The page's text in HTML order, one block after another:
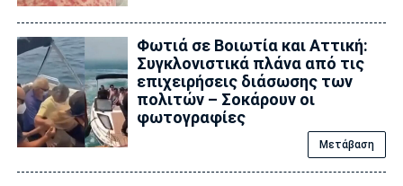
Φωτιά σε Βοιωτία και Αττική:
Συγκλονιστικά πλάνα από τις
επιχειρήσεις διάσωσης των
πολιτών – Σοκάρουν οι
φωτογραφίες
Μετάβαση